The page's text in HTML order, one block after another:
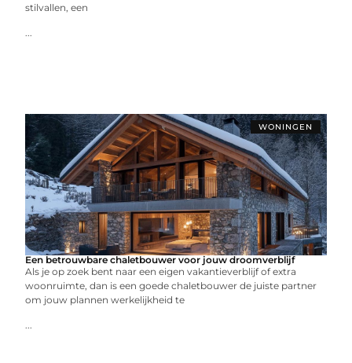
stilvallen, een
...
WONINGEN
Een betrouwbare chaletbouwer voor jouw droomverblijf
Als je op zoek bent naar een eigen vakantieverblijf of extra
woonruimte, dan is een goede chaletbouwer de juiste partner
om jouw plannen werkelijkheid te
...